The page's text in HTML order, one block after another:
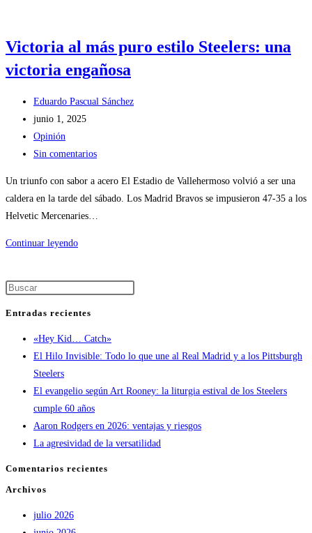
Victoria al más puro estilo Steelers: una
victoria engañosa
Autor
de
la
entrada:
Eduardo Pascual Sánchez
Publicación
de
la
junio 1, 2025
Categoría
de
Opinión
Comentarios
Sin comentarios
Un triunfo con sabor a acero El Estadio de Vallehermoso volvió a ser una
caldera en la tarde del sábado. Los Madrid Bravos se impusieron 47-35 a los
Helvetic Mercenaries…
Continuar leyendoVictoria
puro
estilo
el
de
Entradas recientes
«Hey Kid… Catch»
El Hilo Invisible: Todo lo que une al Real Madrid y a los Pittsburgh
Steelers
El evangelio según Art Rooney: la liturgia estival de los Steelers
cumple 60 años
Aaron Rodgers en 2026: ventajas y riesgos
La agresividad de la versatilidad
Comentarios recientes
Archivos
julio 2026